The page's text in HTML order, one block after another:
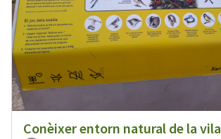
Conèixer entorn natural de la vila